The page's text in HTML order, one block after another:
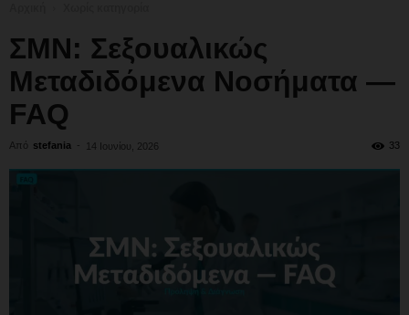
ΣΜΝ: Σεξουαλικώς
Μεταδιδόμενα Νοσήματα —
FAQ
Από stefania - 14 Ιουνίου, 2026 33